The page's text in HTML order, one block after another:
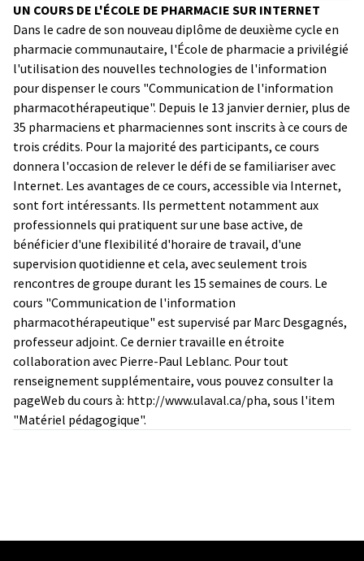
UN COURS DE L'ÉCOLE DE PHARMACIE SUR INTERNET
Dans le cadre de son nouveau diplôme de deuxième cycle en
pharmacie communautaire, l'École de pharmacie a privilégié
l'utilisation des nouvelles technologies de l'information
pour dispenser le cours "Communication de l'information
pharmacothérapeutique". Depuis le 13 janvier dernier, plus de
35 pharmaciens et pharmaciennes sont inscrits à ce cours de
trois crédits. Pour la majorité des participants, ce cours
donnera l'occasion de relever le défi de se familiariser avec
Internet. Les avantages de ce cours, accessible via Internet,
sont fort intéressants. Ils permettent notamment aux
professionnels qui pratiquent sur une base active, de
bénéficier d'une flexibilité d'horaire de travail, d'une
supervision quotidienne et cela, avec seulement trois
rencontres de groupe durant les 15 semaines de cours. Le
cours "Communication de l'information
pharmacothérapeutique" est supervisé par Marc Desgagnés,
professeur adjoint. Ce dernier travaille en étroite
collaboration avec Pierre-Paul Leblanc. Pour tout
renseignement supplémentaire, vous pouvez consulter la
pageWeb du cours à: http://www.ulaval.ca/pha, sous l'item
"Matériel pédagogique".